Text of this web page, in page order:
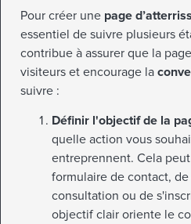
Pour créer une page
essentiel de suivre plusieurs
contribue à assurer que la
visiteurs et encourage la
suivre :
Définir l'objectif de la
quelle action vous
entreprennent. Cela
formulaire de contact,
consultation ou de
objectif clair oriente le